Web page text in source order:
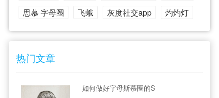
思慕 字母圈
飞蛾 灰度社交app 灼灼灯
热门文章
如何做好字母斯慕圈的S